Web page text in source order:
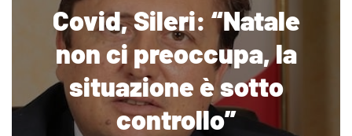
Covid, Sileri: “Natale
non ci preoccupa, la
situazione è sotto
controllo”